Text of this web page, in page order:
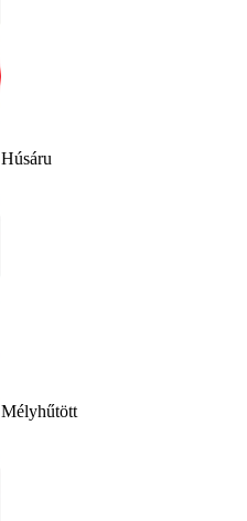
Húsáru
Mélyhűtött